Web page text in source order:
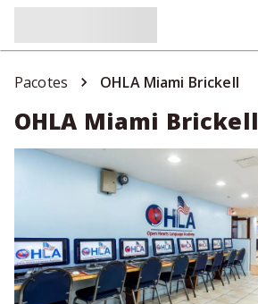
Pacotes OHLA Miami Brickell
OHLA Miami Brickell